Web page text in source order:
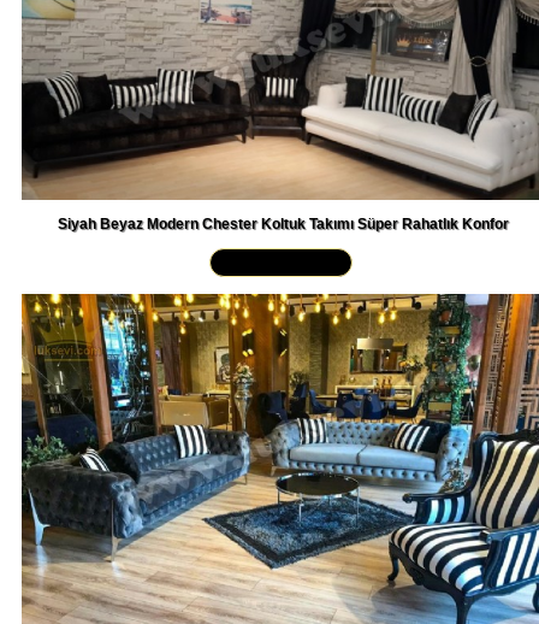
Siyah Beyaz Modern Chester Koltuk Takımı Süper Rahatlık Konfor